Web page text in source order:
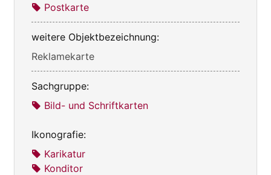
Postkarte
weitere Objektbezeichnung:
Reklamekarte
Sachgruppe:
Bild- und Schriftkarten
Ikonografie:
Karikatur
Konditor